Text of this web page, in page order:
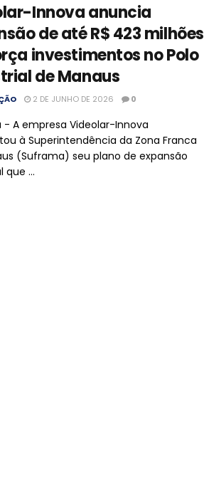
Innova anuncia
de até R$ 423 milhões
investimentos no Polo
de Manaus
2 DE JUNHO DE 2026 0
- A empresa Videolar-Innova
à Superintendência da Zona Franca
(Suframa) seu plano de expansão
que ...